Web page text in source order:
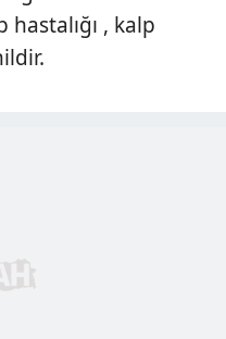
hastalığı , kalp